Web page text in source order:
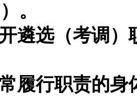
）。
遴选（考调
履行职责的身